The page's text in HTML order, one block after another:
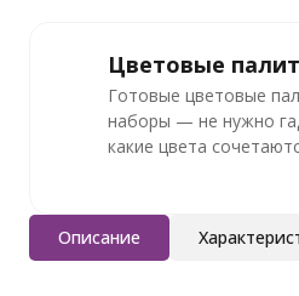
Цветовые
Готовые цветовые
наборы — не нужно
какие цвета
Описание